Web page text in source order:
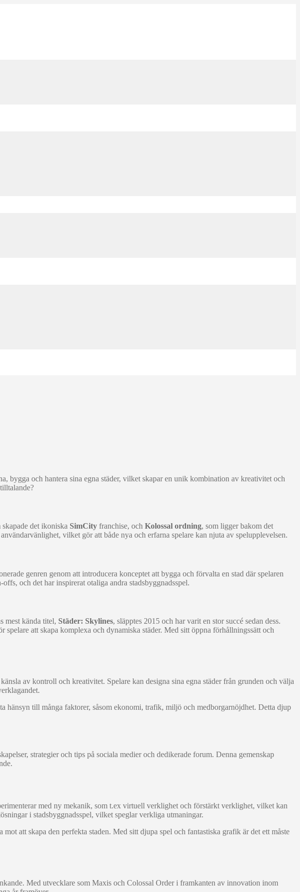
bygga och hantera sina egna städer, vilket skapar en unik kombination av kreativitet och
skapade det ikoniska SimCity franchise, och Kolossal ordning, som ligger bakom det
vilket gör att både nya och erfarna spelare kan njuta av spelupplevelsen.
genren genom att introducera konceptet att bygga och förvalta en stad där spelaren
och det har inspirerat otaliga andra stadsbyggnadsspel.
mest kända titel, Städer: Skylines, släpptes 2015 och har varit en stor succé sedan dess.
att skapa komplexa och dynamiska städer. Med sitt öppna förhållningssätt och
av kontroll och kreativitet. Spelare kan designa sina egna städer från grunden och välja
hänsyn till många faktorer, såsom ekonomi, trafik, miljö och medborgarnöjdhet. Detta djup
strategier och tips på sociala medier och dedikerade forum. Denna gemenskap
med ny mekanik, som t.ex virtuell verklighet och förstärkt verklighet, vilket kan
i stadsbyggnadsspel, vilket speglar verkliga utmaningar.
att skapa den perfekta staden. Med sitt djupa spel och fantastiska grafik är det ett måste
Med utvecklare som Maxis och Colossal Order i framkanten av innovation inom